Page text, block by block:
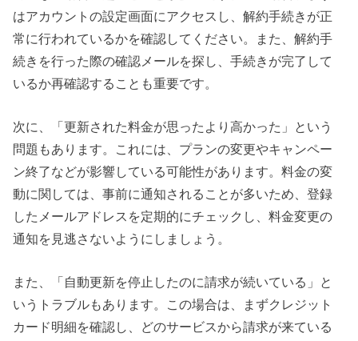
はアカウントの設定画面にアクセスし、解約手続きが正
常に行われているかを確認してください。また、解約手
続きを行った際の確認メールを探し、手続きが完了して
いるか再確認することも重要です。
次に、「更新された料金が思ったより高かった」という
問題もあります。これには、プランの変更やキャンペー
ン終了などが影響している可能性があります。料金の変
動に関しては、事前に通知されることが多いため、登録
したメールアドレスを定期的にチェックし、料金変更の
通知を見逃さないようにしましょう。
また、「自動更新を停止したのに請求が続いている」と
いうトラブルもあります。この場合は、まずクレジット
カード明細を確認し、どのサービスから請求が来ている